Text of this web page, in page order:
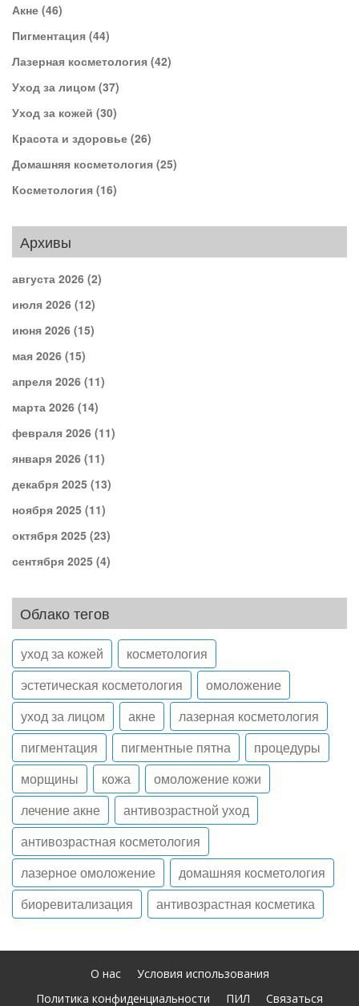
Акне (46)
Пигментация (44)
Лазерная косметология (42)
Уход за лицом (37)
Уход за кожей (30)
Красота и здоровье (26)
Домашняя косметология (25)
Косметология (16)
Архивы
августа 2026 (2)
июля 2026 (12)
июня 2026 (15)
мая 2026 (15)
апреля 2026 (11)
марта 2026 (14)
февраля 2026 (11)
января 2026 (11)
декабря 2025 (13)
ноября 2025 (11)
октября 2025 (23)
сентября 2025 (4)
Облако тегов
уход за кожей
косметология
эстетическая косметология
омоложение
уход за лицом
акне
лазерная косметология
пигментация
пигментные пятна
процедуры
морщины
кожа
омоложение кожи
лечение акне
антивозрастной уход
антивозрастная косметология
лазерное омоложение
домашняя косметология
биоревитализация
антивозрастная косметика
О нас
Условия использования
Политика конфиденциальности
ПИЛ Связаться